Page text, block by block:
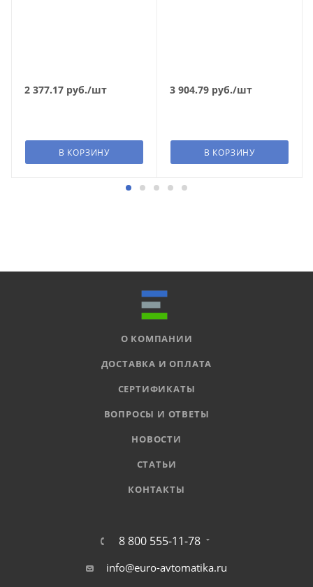
2 377.17 руб./шт
В КОРЗИНУ
3 904.79 руб./шт
В КОРЗИНУ
О КОМПАНИИ
ДОСТАВКА И ОПЛАТА
СЕРТИФИКАТЫ
ВОПРОСЫ И ОТВЕТЫ
НОВОСТИ
СТАТЬИ
КОНТАКТЫ
8 800 555-11-78
info@euro-avtomatika.ru